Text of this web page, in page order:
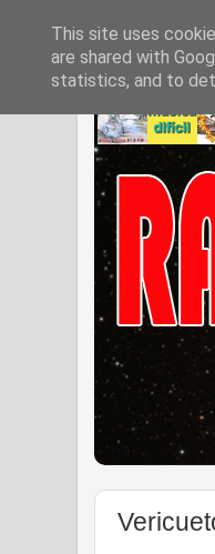
This site uses
are shared with
statistics, and to